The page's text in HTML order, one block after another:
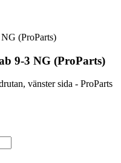
9-3 NG (ProParts)
vänster sida - ProParts